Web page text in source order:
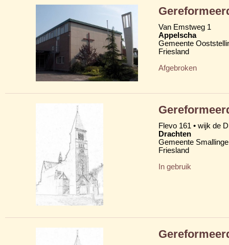
Van Emstweg 1
Appelscha
Gemeente
Friesland
Afgebroken
Flevo 161 • wijk de
Drachten
Gemeente
Friesland
In gebruik